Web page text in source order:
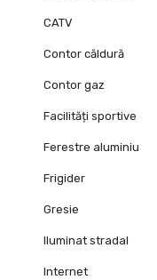
CATV
Contor căldură
Contor gaz
Facilități sportive
Ferestre aluminiu
Frigider
Gresie
Iluminat stradal
Internet